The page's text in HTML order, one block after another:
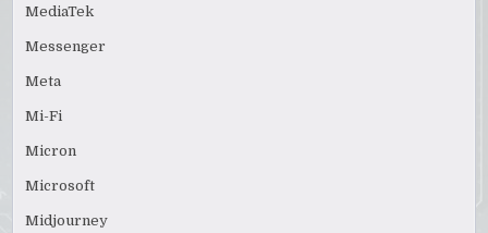
MediaTek
Messenger
Meta
Mi-Fi
Micron
Microsoft
Midjourney